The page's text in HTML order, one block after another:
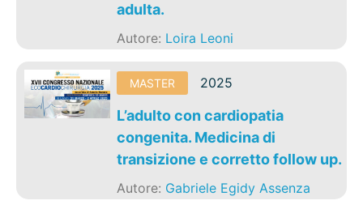
adulta.
Autore: Loira Leoni
MASTER 2025
L’adulto con cardiopatia
congenita. Medicina di
transizione e corretto follow up.
Autore: Gabriele Egidy Assenza